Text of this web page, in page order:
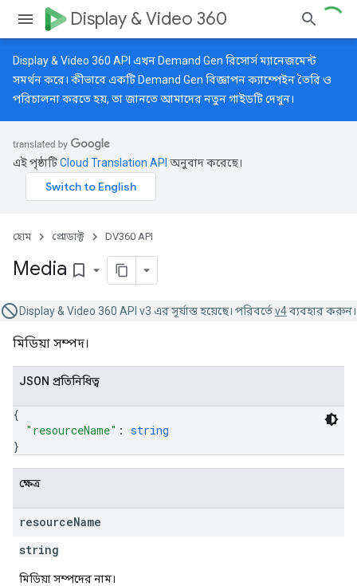
Display & Video 360
Display & Video 360 API এখন Demand Gen রিসোর্স ম্যানেজমেন্ট
সমর্থন করে। কীভাবে একটি Demand Gen বিজ্ঞাপন ক্যাম্পেইন তৈরি ও
পরিচালনা করতে হয়, তা জানতে আমাদেরনতুন গাইডটিদেখুন।
এই পৃষ্ঠাটিCloud Translation API অনুবাদ করেছে।
হোম প্রোডাক্ট DV360 API
Media bookmark_border
Display & Video 360 API v3 এর সূর্যাস্ত হয়েছে। পরিবর্তেv4ব্যবহার করুন।
মিডিয়া সম্পদ।
JSON প্রতিনিধিত্ব
{
"resourceName" : string
}
ক্ষেত্র
resourceName
string
মিডিয়া সম্পদের নাম।